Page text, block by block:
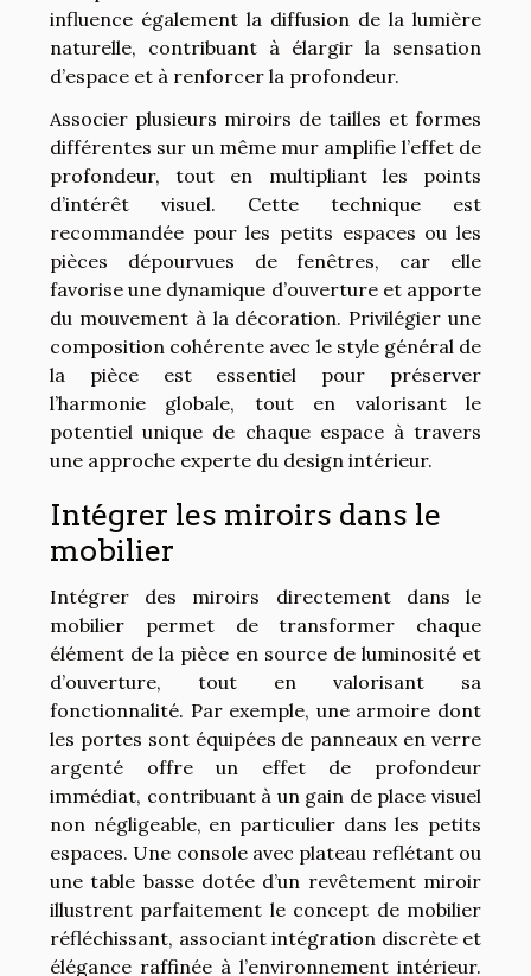
influence également la diffusion de la lumière
naturelle, contribuant à élargir la sensation
d’espace et à renforcer la profondeur.
Associer plusieurs miroirs de tailles et formes
différentes sur un même mur amplifie l’effet de
profondeur, tout en multipliant les points
d’intérêt visuel. Cette technique est
recommandée pour les petits espaces ou les
pièces dépourvues de fenêtres, car elle
favorise une dynamique d’ouverture et apporte
du mouvement à la décoration. Privilégier une
composition cohérente avec le style général de
la pièce est essentiel pour préserver
l’harmonie globale, tout en valorisant le
potentiel unique de chaque espace à travers
une approche experte du design intérieur.
Intégrer les miroirs dans le
mobilier
Intégrer des miroirs directement dans le
mobilier permet de transformer chaque
élément de la pièce en source de luminosité et
d’ouverture, tout en valorisant sa
fonctionnalité. Par exemple, une armoire dont
les portes sont équipées de panneaux en verre
argenté offre un effet de profondeur
immédiat, contribuant à un gain de place visuel
non négligeable, en particulier dans les petits
espaces. Une console avec plateau reflétant ou
une table basse dotée d’un revêtement miroir
illustrent parfaitement le concept de mobilier
réfléchissant, associant intégration discrète et
élégance raffinée à l’environnement intérieur.